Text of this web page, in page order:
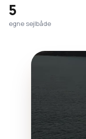
5
egne sejlbåde